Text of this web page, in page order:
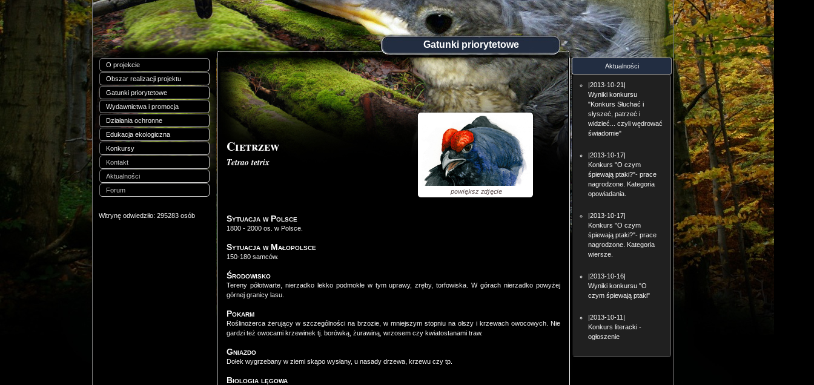
Gatunki priorytetowe
O projekcie
Obszar realizacji projektu
Gatunki priorytetowe
Wydawnictwa i promocja
Działania ochronne
Edukacja ekologiczna
Konkursy
Kontakt
Aktualności
Forum
Witrynę odwiedziło: 295283 osób
Cietrzew
Tetrao tetrix
Sytuacja w Polsce
1800 - 2000 os. w Polsce.
Sytuacja w Małopolsce
150-180 samców.
Środowisko
Tereny półotwarte, nierzadko lekko podmokłe w tym uprawy, zręby, torfowiska. W górach nierzadko powyżej
górnej granicy lasu.
Pokarm
Roślinożerca żerujący w szczególności na brzozie, w mniejszym stopniu na olszy i krzewach owocowych. Nie
gardzi też owocami krzewinek tj. borówką, żurawiną, wrzosem czy kwiatostanami traw.
Gniazdo
Dołek wygrzebany w ziemi skąpo wysłany, u nasady drzewa, krzewu czy tp.
Biologia lęgowa
Aktualności
|2013-10-21|
Wyniki konkursu
"Konkurs Słuchać i
słyszeć, patrzeć i
widzieć... czyli wędrować
świadomie"
|2013-10-17|
Konkurs "O czym
śpiewają ptaki?"- prace
nagrodzone. Kategoria
opowiadania.
|2013-10-17|
Konkurs "O czym
śpiewają ptaki?"- prace
nagrodzone. Kategoria
wiersze.
|2013-10-16|
Wyniki konkursu "O
czym śpiewają ptaki"
|2013-10-11|
Konkurs literacki -
ogłoszenie